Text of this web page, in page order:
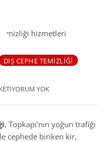
DIŞ CEPHE TEMIZLIĞI
YORUM YOK
, Topkapı’nın yoğun trafiği
cephede biriken kir,